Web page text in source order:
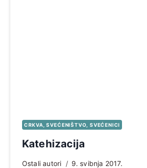
CRKVA, SVEĆENIŠTVO, SVEĆENICI
Katehizacija
Ostali autori 9. svibnja 2017.